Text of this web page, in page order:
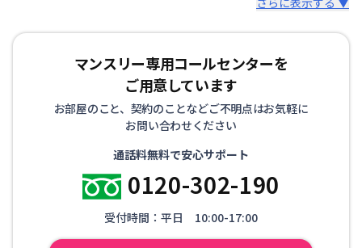
マンスリー専用コールセンターを
ご用意しています
お部屋のこと、契約のことなどご不明点はお気軽に
お問い合わせください
通話料無料で安心サポート
0120-302-190
受付時間：平日 10:00-17:00